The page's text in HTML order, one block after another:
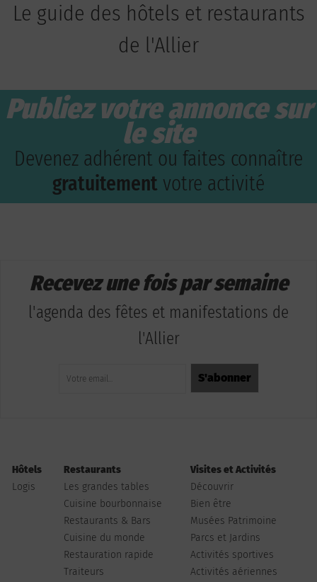
Le guide des hôtels et restaurants
de l'Allier
Publiez votre annonce sur
le site
Devenez adhérent ou faites connaître
gratuitement votre activité
Recevez une fois par semaine
l'agenda des fêtes et manifestations de
l'Allier
Hôtels
Logis
Restaurants
Les grandes tables
Cuisine bourbonnaise
Restaurants & Bars
Cuisine du monde
Restauration rapide
Traiteurs
Visites et Activités
Découvrir
Bien être
Musées Patrimoine
Parcs et Jardins
Activités sportives
Activités aériennes